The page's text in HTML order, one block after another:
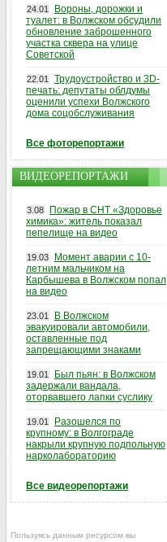
24.01
Вороны, дорожки и
туалет: в Волжском обсудили
обновление заброшенного
участка сквера на улице
Советской
22.01
Трудоустройство и 3D-
печать: депутаты облдумы
оценили успехи Волжского
дома соцобслуживания
Все фоторепортажи
ВИДЕОРЕПОРТАЖИ
3.08
Пожар в СНТ «Здоровье
химика»: житель показал
пепелище на видео
19.03
Момент аварии с 10-
летним мальчиком на
Карбышева в Волжском попал
на видео
23.01
В Волжском
эвакуировали автомобили,
оставленные под
запрещающими знаками
19.01
Был пьян: в Волжском
задержали вандала,
оторвавшего лапки суслику
19.01
Разошелся по
крупному: в Волгограде
накрыли крупную подпольную
нарколабораторию
Все видеорепортажи
Пользуясь данным ресурсом вы